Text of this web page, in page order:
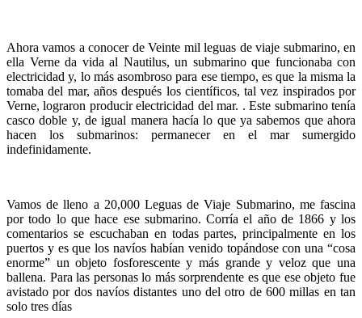
Ahora vamos a conocer de Veinte mil leguas de viaje submarino, en
ella Verne da vida al Nautilus, un submarino que funcionaba con
electricidad y, lo más asombroso para ese tiempo, es que la misma la
tomaba del mar, años después los científicos, tal vez inspirados por
Verne, lograron producir electricidad del mar. . Este submarino tenía
casco doble y, de igual manera hacía lo que ya sabemos que ahora
hacen los submarinos: permanecer en el mar sumergido
indefinidamente.
Vamos de lleno a 20,000 Leguas de Viaje Submarino, me fascina
por todo lo que hace ese submarino. Corría el año de 1866 y los
comentarios se escuchaban en todas partes, principalmente en los
puertos y es que los navíos habían venido topándose con una “cosa
enorme” un objeto fosforescente y más grande y veloz que una
ballena. Para las personas lo más sorprendente es que ese objeto fue
avistado por dos navíos distantes uno del otro de 600 millas en tan
solo tres días